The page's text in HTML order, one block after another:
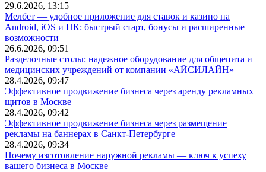
29.6.2026, 13:15
Мелбет — удобное приложение для ставок и казино на
Android, iOS и ПК: быстрый старт, бонусы и расширенные
возможности
26.6.2026, 09:51
Разделочные столы: надежное оборудование для общепита и
медицинских учреждений от компании «АЙСИЛАЙН»
28.4.2026, 09:47
Эффективное продвижение бизнеса через аренду рекламных
щитов в Москве
28.4.2026, 09:42
Эффективное продвижение бизнеса через размещение
рекламы на баннерах в Санкт-Петербурге
28.4.2026, 09:34
Почему изготовление наружной рекламы — ключ к успеху
вашего бизнеса в Москве